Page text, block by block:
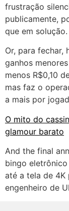
frustração
publicamente,
que em solução.
Or, para fechar,
ganhos
menos R$0,10
mas faz o
a mais por
O mito do
glamour barato
And the final
bingo
até a tela de 4K
engenheiro de